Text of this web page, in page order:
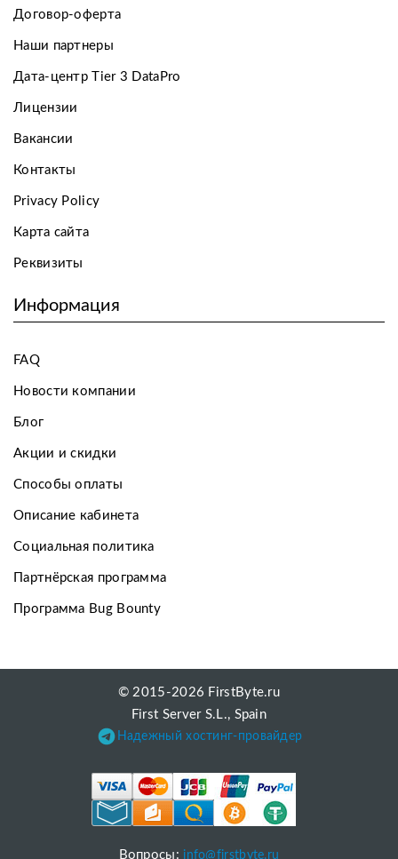
Договор-оферта
Наши партнеры
Дата-центр Tier 3 DataPro
Лицензии
Вакансии
Контакты
Privacy Policy
Карта сайта
Реквизиты
Информация
FAQ
Новости компании
Блог
Акции и скидки
Способы оплаты
Описание кабинета
Социальная политика
Партнёрская программа
Программа Bug Bounty
© 2015-2026 FirstByte.ru
First Server S.L., Spain
Надежный хостинг-провайдер
Вопросы: info@firstbyte.ru